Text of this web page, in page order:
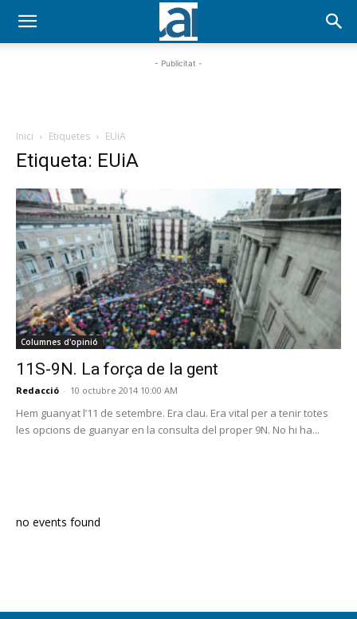
- Publicitat -
Inici Etiquetes EUiA
Etiqueta: EUiA
Columnes d'opinió
11S-9N. La força de la gent
Redacció - 10 octubre 2014 10:00 AM
Hem guanyat l’11 de setembre. Era clau. Era vital per a tenir totes
les opcions de guanyar en la consulta del proper 9N. No hi ha...
no events found